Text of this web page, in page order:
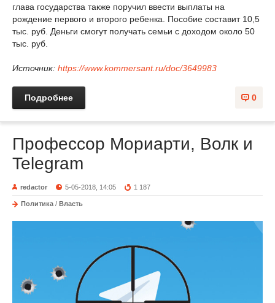
глава государства также поручил ввести выплаты на
рождение первого и второго ребенка. Пособие составит 10,5
тыс. руб. Деньги смогут получать семьи с доходом около 50
тыс. руб.
Источник: https://www.kommersant.ru/doc/3649983
0
Подробнее
Профессор Мориарти, Волк и
Telegram
redactor 5-05-2018, 14:05 1 187
Политика / Власть